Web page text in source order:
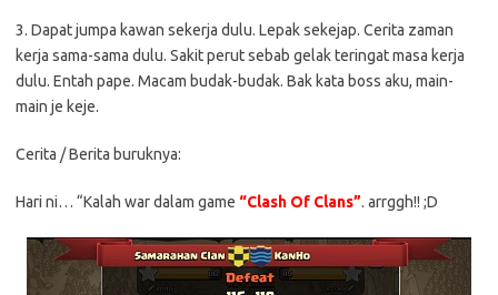
3. Dapat jumpa kawan sekerja dulu. Lepak sekejap. Cerita zaman
kerja sama-sama dulu. Sakit perut sebab gelak teringat masa kerja
dulu. Entah pape. Macam budak-budak. Bak kata boss aku, main-
main je keje.
Cerita / Berita buruknya:
Hari ni… “Kalah war dalam game “Clash Of Clans”. arrggh!! ;D